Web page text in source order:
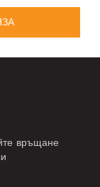
връщане